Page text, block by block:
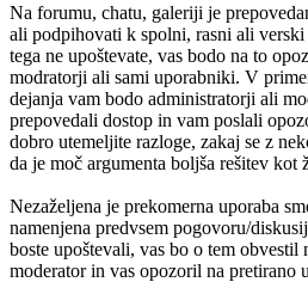
Na forumu, chatu, galeriji je
ali podpihovati k spolni, rasni ali
tega ne upoštevate, vas bodo na to
modratorji ali sami uporabniki. V
dejanja vam bodo administratorji ali
prepovedali dostop in vam poslali
dobro utemeljite razloge, zakaj se z
da je moč argumenta boljša rešitev kot
Nezaželjena je prekomerna uporaba
namenjena predvsem pogovoru/
boste upoštevali, vas bo o tem obvestil
moderator in vas opozoril na pretirano